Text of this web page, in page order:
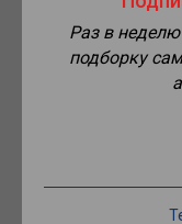
за 5 дней до
ПТБ заключат до
рублей. Заявки
Согласно
заказчик
сотрудников,
Раз в
подборку